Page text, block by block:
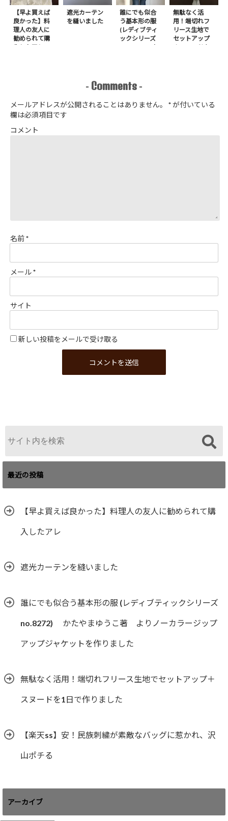
【早よ買えば
良かった】料
理人の友人に
勧められて購
入したアレ
遮光カーテン
を縫いました
誰にでも似合
う基本形の服
(レディブティ
ックシリーズ
no.8272) か
アップジャケ
ットを作りま
無駄なく活
用！端切れフ
リース生地で
セットアップ
＋スヌードを1
- Comments -
メールアドレスが公開されることはありません。 *が付いている
欄は必須項目です
コメント
名前*
メール*
サイト
新しい投稿をメールで受け取る
最近の投稿
【早よ買えば良かった】料理人の友人に勧められて購
入したアレ
遮光カーテンを縫いました
誰にでも似合う基本形の服 (レディブティックシリーズ
no.8272) かたやまゆうこ著 よりノーカラージップ
アップジャケットを作りました
無駄なく活用！端切れフリース生地でセットアップ＋
スヌードを1日で作りました
【楽天ss】安！民族刺繍が素敵なバッグに惹かれ、沢
山ポチる
アーカイブ